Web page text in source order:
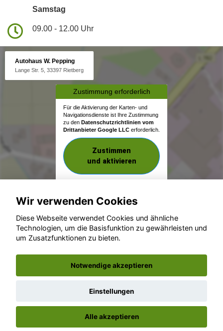
Samstag
09.00 - 12.00 Uhr
Autohaus W. Pepping
Lange Str. 5, 33397 Rietberg
Zustimmung erforderlich
Für die Aktivierung der Karten- und
Navigationsdienste ist Ihre Zustimmung
zu den Datenschutzrichtlinien vom
Drittanbieter Google LLC erforderlich.
Zustimmen
und aktivieren
© konjunkturmotor.de GmbH 2020 - 2026
Wir verwenden Cookies
Diese Webseite verwendet Cookies und ähnliche
Technologien, um die Basisfunktion zu gewährleisten und
um Zusatzfunktionen zu bieten.
Notwendige akzeptieren
Einstellungen
Alle akzeptieren